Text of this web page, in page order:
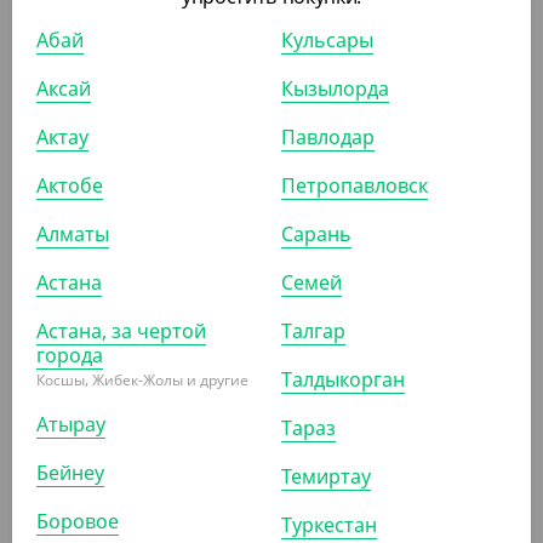
УП (100)
ПОХОЖИЕ ТОВАРЫ
АРТ. 37068
(26.70₸
105*150 мм (35+35), 140 мкм, прозрачный
Абай
Аксай
Актау
Актобе
Алматы
Астана
Астана, за чертой
города
Косшы, Жибек-Жолы и другие
Атырау
Бейнеу
Боровое
Кульсары
Кызылорда
Павлодар
Петропавловск
Сарань
Семей
Талгар
Талдыкорган
Тараз
Темиртау
Туркестан